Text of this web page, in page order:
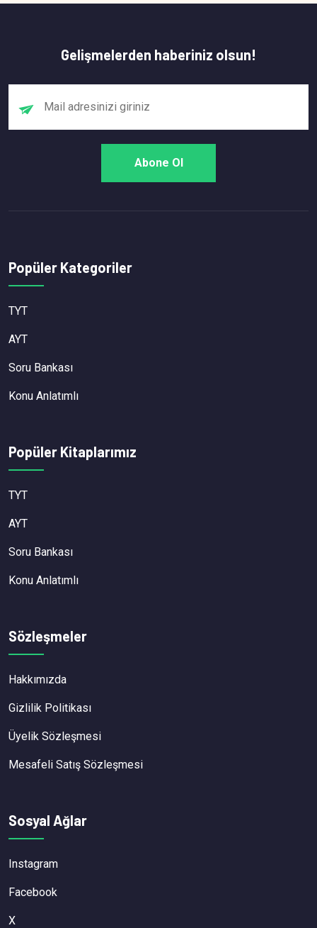
Gelişmelerden haberiniz olsun!
Popüler Kategoriler
TYT
AYT
Soru Bankası
Konu Anlatımlı
Popüler Kitaplarımız
TYT
AYT
Soru Bankası
Konu Anlatımlı
Sözleşmeler
Hakkımızda
Gizlilik Politikası
Üyelik Sözleşmesi
Mesafeli Satış Sözleşmesi
Sosyal Ağlar
Instagram
Facebook
X